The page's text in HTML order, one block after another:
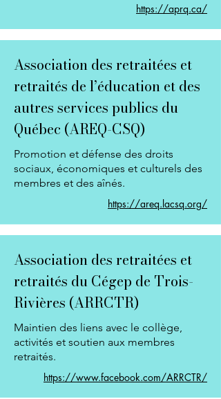
https://aprq.ca/
Association des retraitées et
retraités de l’éducation et des
autres services publics du
Québec (AREQ-CSQ)
Promotion et défense des droits
sociaux, économiques et culturels des
membres et des aînés.
https://areq.lacsq.org/
Association des retraitées et
retraités du Cégep de Trois-
Rivières (ARRCTR)
Maintien des liens avec le collège,
activités et soutien aux membres
retraités.
https://www.facebook.com/ARRCTR/